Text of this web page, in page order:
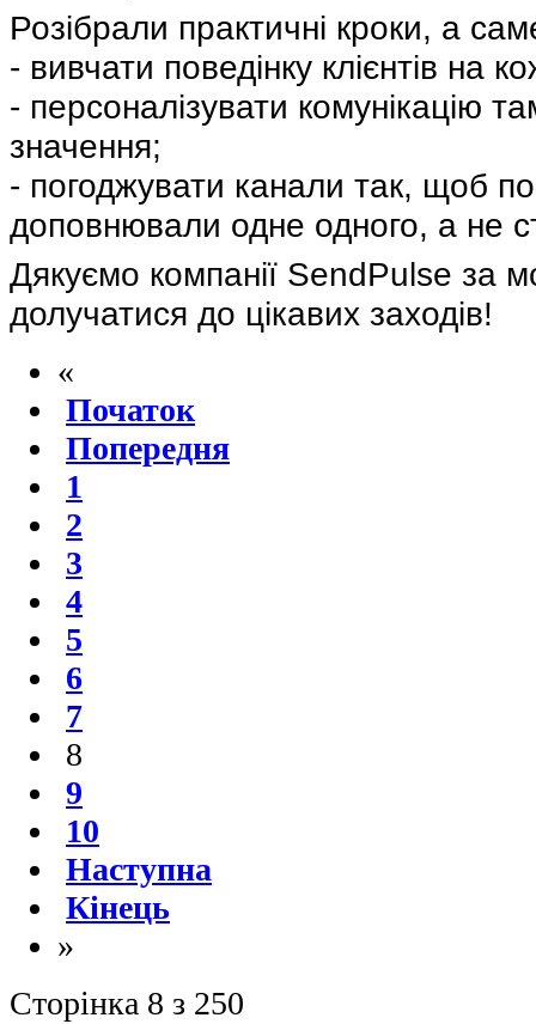
Розібрали практичні кроки, а
- вивчати поведінку клієнтів на
- персоналізувати комунікацію
значення;
- погоджувати канали так, щоб
доповнювали одне одного, а не
Дякуємо компанії SendPulse за
долучатися до цікавих заходів!
«
Початок
Попередня
1
2
3
4
5
6
7
8
9
10
Наступна
Кінець
»
Сторінка 8 з 250